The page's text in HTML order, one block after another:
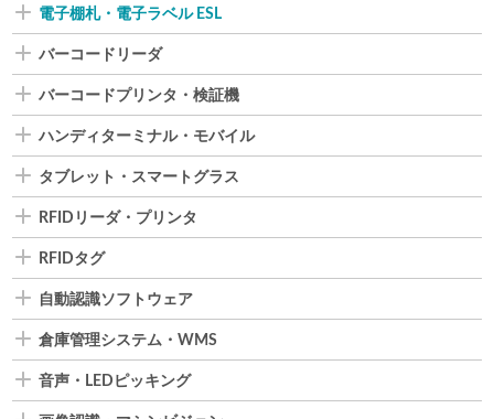
電子棚札・電子ラベル ESL
バーコードリーダ
バーコードプリンタ・検証機
ハンディターミナル・モバイル
タブレット・スマートグラス
RFIDリーダ・プリンタ
RFIDタグ
自動認識ソフトウェア
倉庫管理システム・WMS
音声・LEDピッキング